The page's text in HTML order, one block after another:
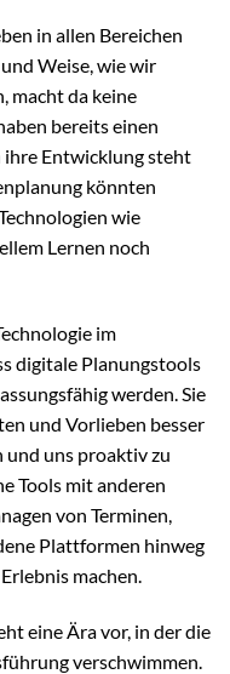
in allen Bereichen
Weise, wie wir
macht da keine
bereits einen
ihre Entwicklung steht
könnten
wie
Lernen noch
im
digitale Planungstools
werden. Sie
und Vorlieben besser
und uns proaktiv zu
Tools mit anderen
von Terminen,
Plattformen hinweg
machen.
eine Ära vor, in der die
verschwimmen.